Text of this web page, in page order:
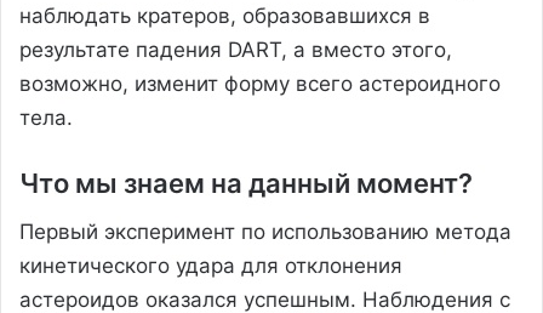
наблюдать кратеров, образовавшихся в
результате падения DART, а вместо этого,
возможно, изменит форму всего астероидного
тела.
Что мы знаем на данный момент?
Первый эксперимент по использованию метода
кинетического удара для отклонения
астероидов оказался успешным. Наблюдения с